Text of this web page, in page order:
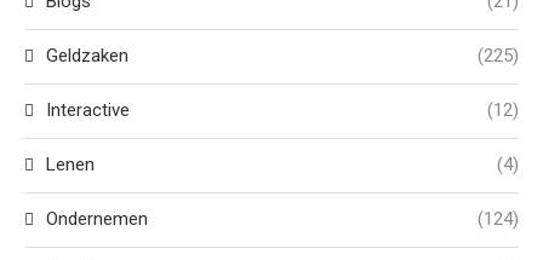
Geldzaken (225)
Interactive (12)
Lenen (4)
Ondernemen (124)